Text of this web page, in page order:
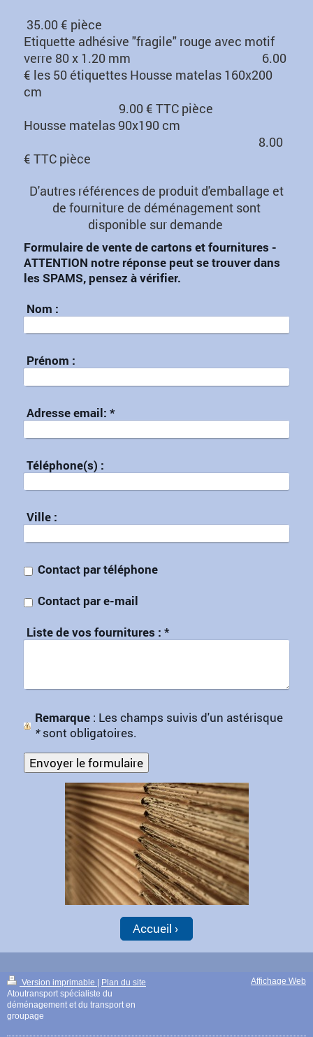
35.00 € pièce
Etiquette adhésive "fragile" rouge avec motif
verre 80 x 1.20 mm 6.00
€ les 50 étiquettes Housse matelas 160x200
cm
9.00 € TTC pièce
Housse matelas 90x190 cm
8.00
€ TTC pièce
D'autres références de produit d'emballage et
de fourniture de déménagement sont
disponible sur demande
Formulaire de vente de cartons et fournitures -
ATTENTION notre réponse peut se trouver dans
les SPAMS, pensez à vérifier.
Nom :
Prénom :
Adresse email: *
Téléphone(s) :
Ville :
Contact par téléphone
Contact par e-mail
Liste de vos fournitures : *
Remarque : Les champs suivis d'un astérisque
*sont obligatoires.
Accueil
Version imprimable | Plan du site
Atoutransport spécialiste du
déménagement et du transport en
groupage
Affichage Web